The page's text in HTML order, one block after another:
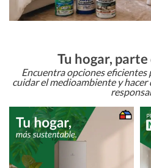
Tu hogar,
Encuentra opciones eficientes
cuidar el medioambiente y hacer